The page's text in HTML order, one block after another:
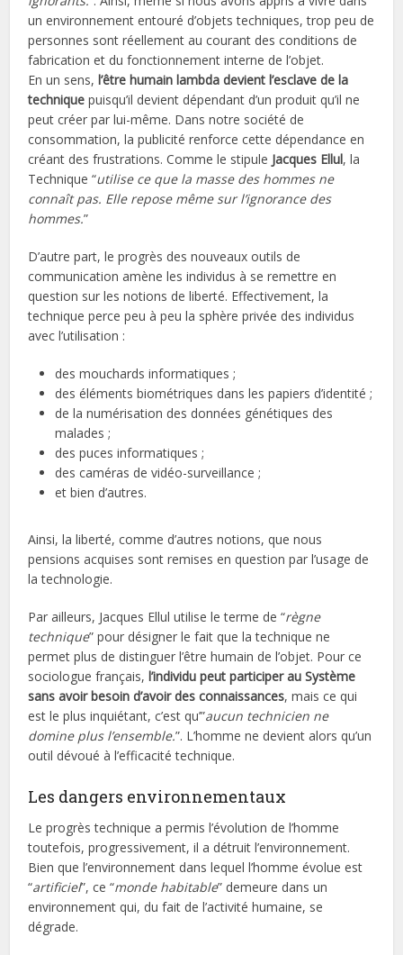
un environnement entouré d’objets techniques, trop peu de
personnes sont réellement au courant des conditions de
fabrication et du fonctionnement interne de l’objet.
En un sens,l’être humain lambda devient l’esclave de la
technique puisqu’il devient dépendant d’un produit qu’il ne
peut créer par lui-même. Dans notre société de
consommation, la publicité renforce cette dépendance en
créant des frustrations. Comme le stipule Jacques Ellul, la
Technique “utilise ce que la masse des hommes ne
connaît pas. Elle repose même sur l’ignorance des
hommes.”
D’autre part, le progrès des nouveaux outils de
communication amène les individus à se remettre en
question sur les notions de liberté. Effectivement, la
technique perce peu à peu la sphère privée des individus
avec l’utilisation :
des mouchards informatiques ;
des éléments biométriques dans les papiers d’identité ;
de la numérisation des données génétiques des
malades ;
des puces informatiques ;
des caméras de vidéo-surveillance ;
et bien d’autres.
Ainsi, la liberté, comme d’autres notions, que nous
pensions acquises sont remises en question par l’usage de
la technologie.
Par ailleurs, Jacques Ellul utilise le terme de “règne
technique” pour désigner le fait que la technique ne
permet plus de distinguer l’être humain de l’objet. Pour ce
sociologue français,l’individu peut participer au Système
sans avoir besoin d’avoir des connaissances, mais ce qui
est le plus inquiétant, c’est qu’”aucun technicien ne
domine plus l’ensemble.”. L’homme ne devient alors qu’un
outil dévoué à l’efficacité technique.
Les dangers environnementaux
Le progrès technique a permis l’évolution de l’homme
toutefois, progressivement, il a détruit l’environnement.
Bien que l’environnement dans lequel l’homme évolue est
“artificiel”, ce “monde habitable” demeure dans un
environnement qui, du fait de l’activité humaine, se
dégrade.